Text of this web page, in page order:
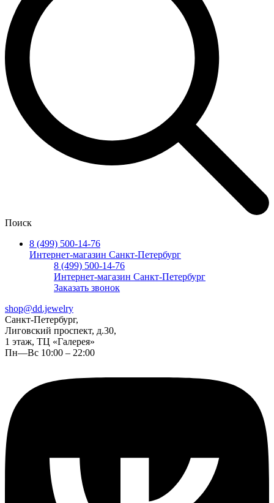
Поиск
8 (499) 500-14-76
Интернет-магазин Санкт-Петербург
8 (499) 500-14-76
Интернет-магазин Санкт-Петербург
Заказать звонок
shop@dd.jewelry
Санкт-Петербург,
Лиговский проспект, д.30,
1 этаж, ТЦ «Галерея»
Пн—Вс 10:00 – 22:00